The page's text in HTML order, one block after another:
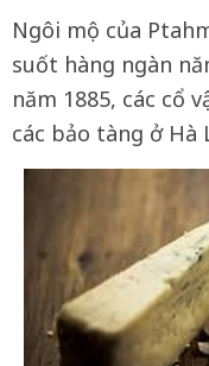
Ngôi mộ của
suốt hàng ngàn
năm 1885, các cổ
các bảo tàng ở Hà